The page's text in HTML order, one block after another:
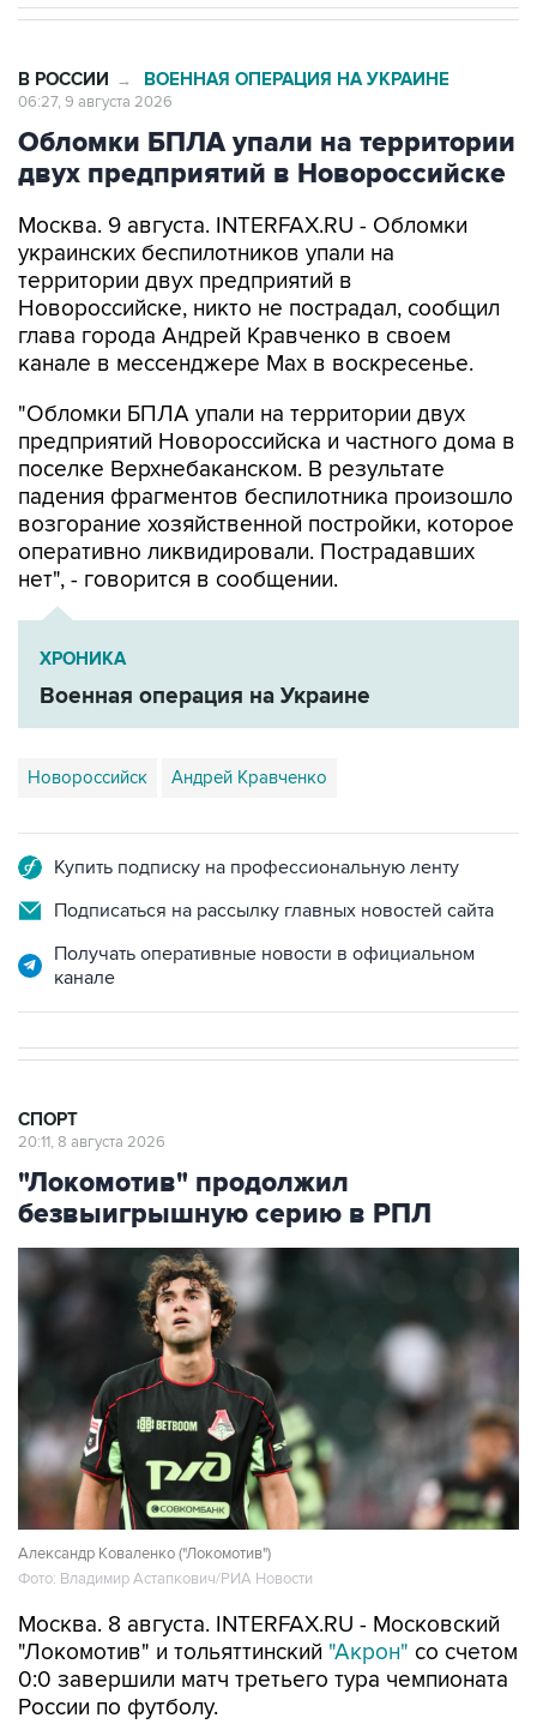
В РОССИИ → ВОЕННАЯ ОПЕРАЦИЯ НА УКРАИНЕ
06:27, 9 августа 2026
Обломки БПЛА упали на территории
двух предприятий в Новороссийске
Москва. 9 августа. INTERFAX.RU - Обломки
украинских беспилотников упали на
территории двух предприятий в
Новороссийске, никто не пострадал, сообщил
глава города Андрей Кравченко в своем
канале в мессенджере Max в воскресенье.
"Обломки БПЛА упали на территории двух
предприятий Новороссийска и частного дома в
поселке Верхнебаканском. В результате
падения фрагментов беспилотника произошло
возгорание хозяйственной постройки, которое
оперативно ликвидировали. Пострадавших
нет", - говорится в сообщении.
ХРОНИКА
Военная операция на Украине
Новороссийск Андрей Кравченко
Купить подписку на профессиональную ленту
Подписаться на рассылку главных новостей сайта
Получать оперативные новости в официальном
канале
СПОРТ
20:11, 8 августа 2026
"Локомотив" продолжил
безвыигрышную серию в РПЛ
Александр Коваленко ("Локомотив")
Фото: Владимир Астапкович/РИА Новости
Москва. 8 августа. INTERFAX.RU - Московский
"Локомотив" и тольяттинский "Акрон" со счетом
0:0 завершили матч третьего тура чемпионата
России по футболу.